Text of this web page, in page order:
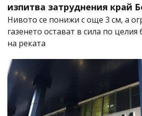
изпитва затруднения край
Нивото се понижи с още 3 см, а
газенето остават в сила по целия
на реката